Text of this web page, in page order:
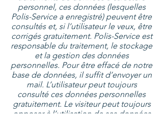
personnel, ces données (lesquelles
Polis-Service a enregistré) peuvent être
consultés et, si l’utilisateur le veux, être
corrigés gratuitement. Polis-Service est
responsable du traitement, le stockage
et la gestion des données
personnelles. Pour être effacé de notre
base de données, il suffit d’envoyer un
mail. L’utilisateur peut toujours
consulté ces données personnelles
gratuitement. Le visiteur peut toujours
opposer à l’utilisation de ses données